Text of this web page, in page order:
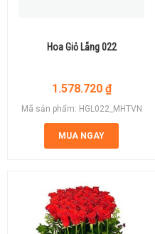
Hoa Giỏ Lẵng 022
1.578.720 ₫
Mã sản phẩm: HGL022_MHTVN
MUA NGAY